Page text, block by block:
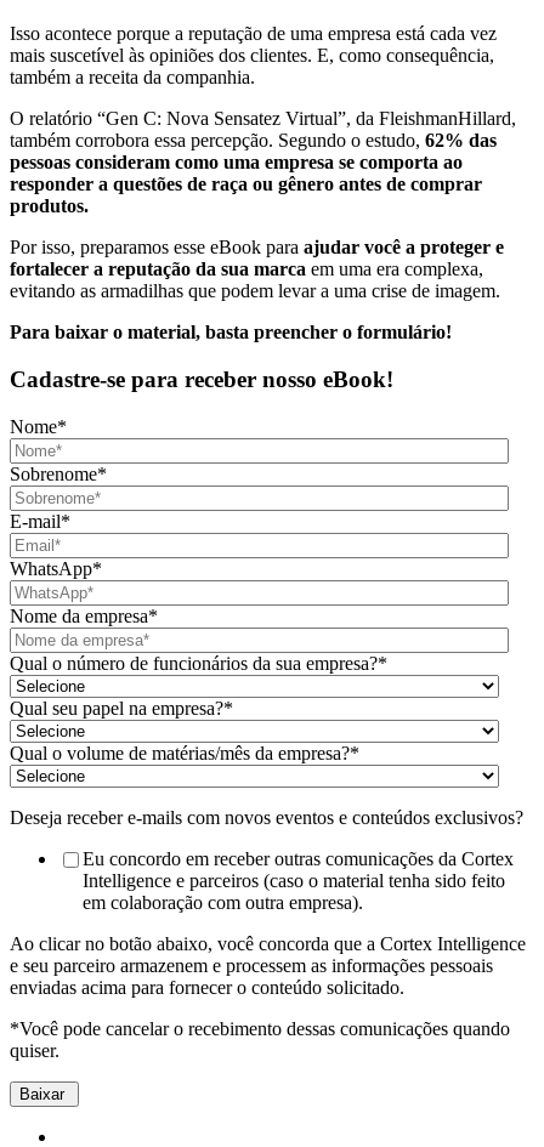
Isso acontece porque a reputação de uma empresa está cada vez
mais suscetível às opiniões dos clientes. E, como consequência,
também a receita da companhia.
O relatório “Gen C: Nova Sensatez Virtual”, da FleishmanHillard,
também corrobora essa percepção. Segundo o estudo, 62% das
pessoas consideram como uma empresa se comporta ao
responder a questões de raça ou gênero antes de comprar
produtos.
Por isso, preparamos esse eBook para ajudar você a proteger e
fortalecer a reputação da sua marca em uma era complexa,
evitando as armadilhas que podem levar a uma crise de imagem.
Para baixar o material, basta preencher o formulário!
Cadastre-se para receber nosso eBook!
Nome*
Sobrenome*
E-mail*
WhatsApp*
Nome da empresa*
Qual o número de funcionários da sua empresa?*
Qual seu papel na empresa?*
Qual o volume de matérias/mês da empresa?*
Deseja receber e-mails com novos eventos e conteúdos exclusivos?
Eu concordo em receber outras comunicações da Cortex
Intelligence e parceiros (caso o material tenha sido feito
em colaboração com outra empresa).
Ao clicar no botão abaixo, você concorda que a Cortex Intelligence
e seu parceiro armazenem e processem as informações pessoais
enviadas acima para fornecer o conteúdo solicitado.
*Você pode cancelar o recebimento dessas comunicações quando
quiser.